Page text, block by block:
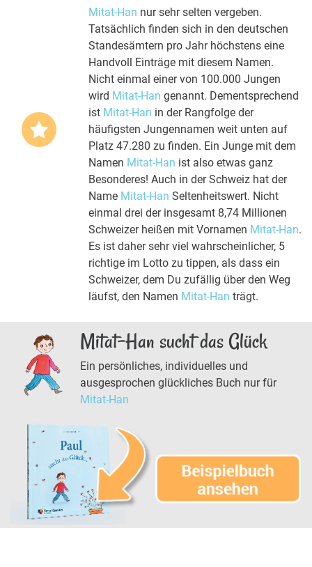
Mitat-Han nur sehr selten vergeben.
Tatsächlich finden sich in den deutschen
Standesämtern pro Jahr höchstens eine
Handvoll Einträge mit diesem Namen.
Nicht einmal einer von 100.000 Jungen
wird Mitat-Han genannt. Dementsprechend
ist Mitat-Han in der Rangfolge der
häufigsten Jungennamen weit unten auf
Platz 47.280 zu finden. Ein Junge mit dem
Namen Mitat-Han ist also etwas ganz
Besonderes! Auch in der Schweiz hat der
Name Mitat-Han Seltenheitswert. Nicht
einmal drei der insgesamt 8,74 Millionen
Schweizer heißen mit Vornamen Mitat-Han.
Es ist daher sehr viel wahrscheinlicher, 5
richtige im Lotto zu tippen, als dass ein
Schweizer, dem Du zufällig über den Weg
läufst, den Namen Mitat-Han trägt.
Mitat-Han sucht das Glück
Ein persönliches, individuelles und
ausgesprochen glückliches Buch nur für
Mitat-Han